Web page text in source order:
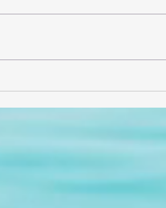
Solís (AlejSol)